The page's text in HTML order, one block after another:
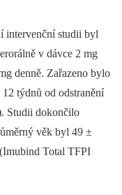
intervenční studii byl
v dávce 2 mg
denně. Zařazeno bylo
týdnů od odstranění
Studii dokončilo
věk byl 49 ±
Total TFPI